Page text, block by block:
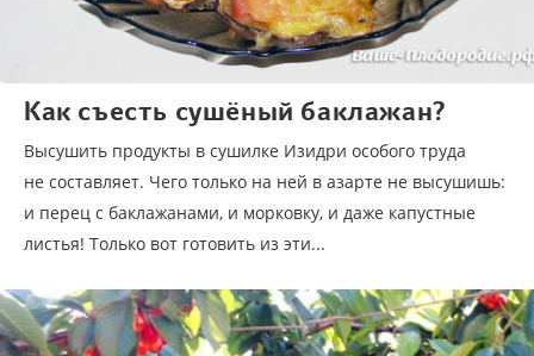
Как съесть сушёный баклажан?
Высушить продукты в сушилке Изидри особого труда
не составляет. Чего только на ней в азарте не высушишь:
и перец с баклажанами, и морковку, и даже капустные
листья! Только вот готовить из эти...